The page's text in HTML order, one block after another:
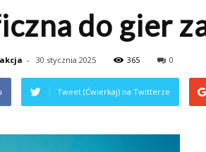
do gier
- 30 stycznia 2025 365 0
Tweet (Ćwierkaj) na Twitterze